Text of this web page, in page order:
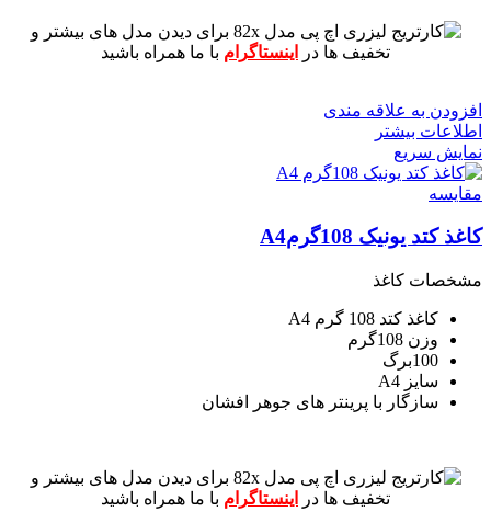
برای دیدن مدل های بیشتر و
تخفیف ها در
اینستاگرام با ما همراه باشید
افزودن به علاقه مندی
اطلاعات بیشتر
نمایش سریع
مقايسه
کاغذ کتد یونیک 108گرمA4
مشخصات کاغذ
کاغذ کتد 108 گرم A4
وزن 108گرم
100برگ
سایز A4
سازگار با پرینتر های جوهر افشان
برای دیدن مدل های بیشتر و
تخفیف ها در
اینستاگرام با ما همراه باشید